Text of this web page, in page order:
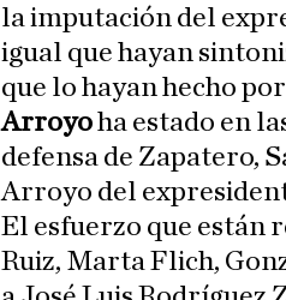
la imputación del
igual que hayan
que lo hayan hecho
Arroyoha estado en
defensa de Zapatero,
Arroyo del
El esfuerzo que están
Ruiz, Marta Flich,